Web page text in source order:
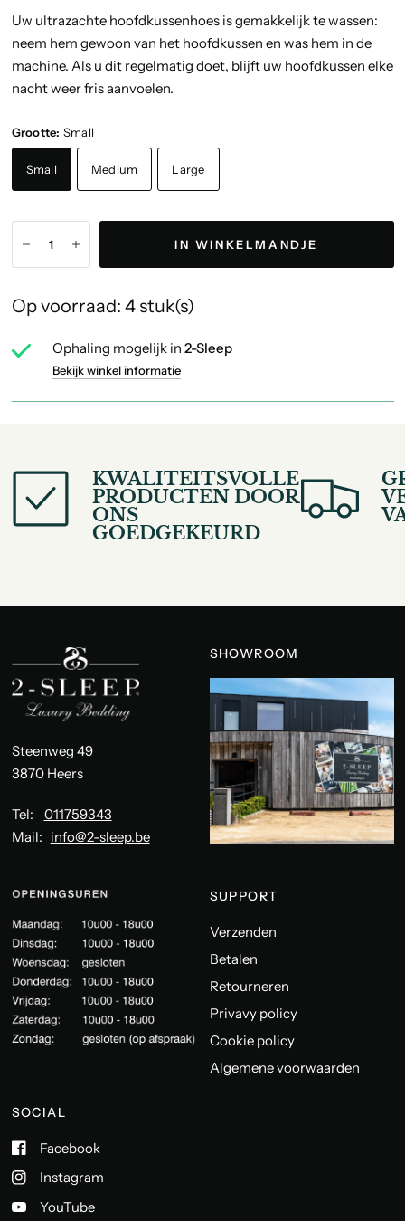
Uw ultrazachte hoofdkussenhoes is gemakkelijk te wassen:
neem hem gewoon van het hoofdkussen en was hem in de
machine. Als u dit regelmatig doet, blijft uw hoofdkussen elke
nacht weer fris aanvoelen.
Grootte: Small
Small Medium Large
IN WINKELMANDJE
Op voorraad: 4 stuk(s)
Ophaling mogelijk in 2-Sleep
Bekijk winkel informatie
KWALITEITSVOLLE
PRODUCTEN DOOR
ONS
GOEDGEKEURD
Steenweg 49
3870 Heers
Tel: 011759343
Mail: info@2-sleep.be
SHOWROOM
SUPPORT
Verzenden
Betalen
Retourneren
Privavy policy
Cookie policy
Algemene voorwaarden
SOCIAL
Facebook
Instagram
YouTube